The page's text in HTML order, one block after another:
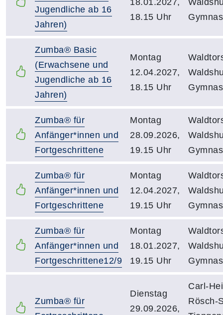
Jugendliche ab 16
Jahren)
18.15 Uhr
Zumba® Basic
(Erwachsene und
Jugendliche ab 16
Jahren)
Montag
12.04.2027,
18.15 Uhr
Zumba® für
Anfänger*innen und
Fortgeschrittene
Montag
28.09.2026,
19.15 Uhr
Zumba® für
Anfänger*innen und
Fortgeschrittene
Montag
12.04.2027,
19.15 Uhr
Zumba® für
Anfänger*innen und
Fortgeschrittene12/9
Montag
18.01.2027,
19.15 Uhr
Zumba® für
Dienstag
29.09.2026,
Carl-
Rösch-